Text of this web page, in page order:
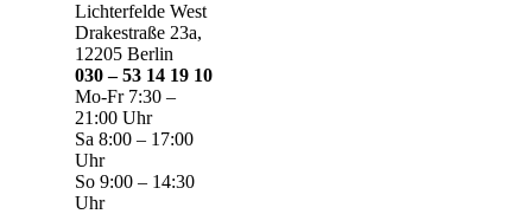
Lichterfelde West
Drakestraße 23a,
12205 Berlin
030 – 53 14 19 10
Mo-Fr 7:30 –
21:00 Uhr
Sa 8:00 – 17:00
Uhr
So 9:00 – 14:30
Uhr